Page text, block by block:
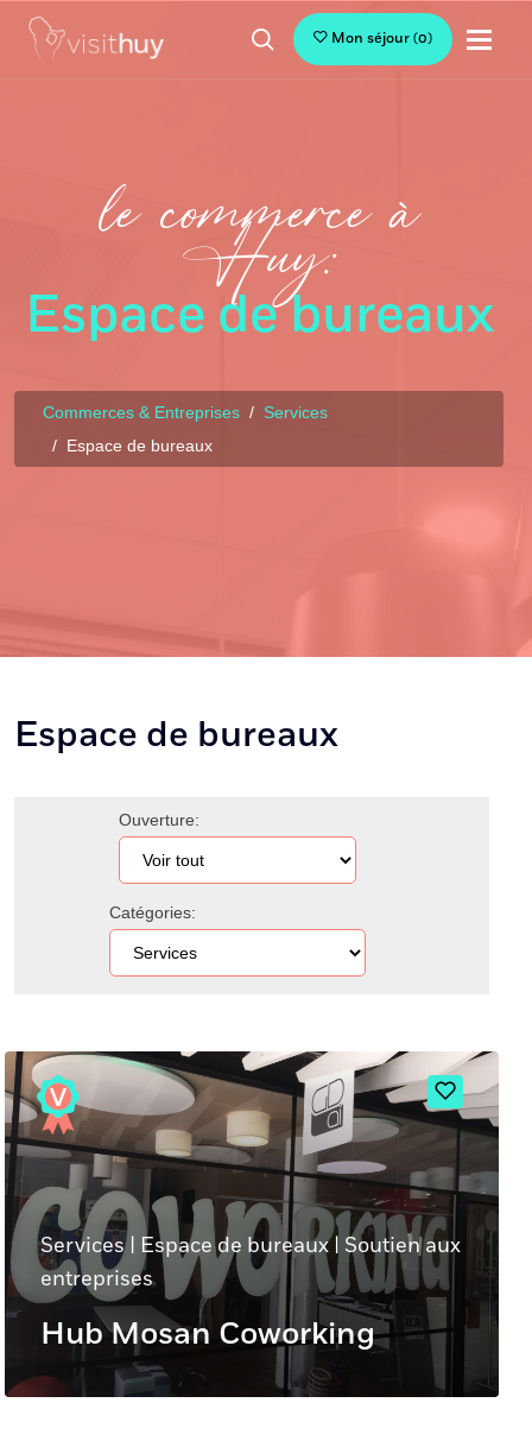
Mon séjour(0)
le commerce à
Huy:
Espace de bureaux
Commerces & Entreprises
Services
Espace de bureaux
Espace de bureaux
Ouverture:
Catégories:
Services| Espace de bureaux| Soutien aux
entreprises
Hub Mosan Coworking